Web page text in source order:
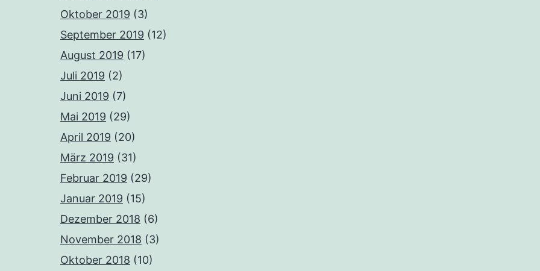
Oktober 2019 (3)
September 2019 (12)
August 2019 (17)
Juli 2019 (2)
Juni 2019 (7)
Mai 2019 (29)
April 2019 (20)
März 2019 (31)
Februar 2019 (29)
Januar 2019 (15)
Dezember 2018 (6)
November 2018 (3)
Oktober 2018 (10)